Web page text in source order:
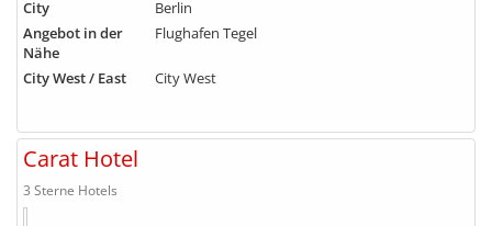
City
Berlin
Angebot in der
Nähe
Flughafen Tegel
City West / East City West
Carat Hotel
3 Sterne Hotels